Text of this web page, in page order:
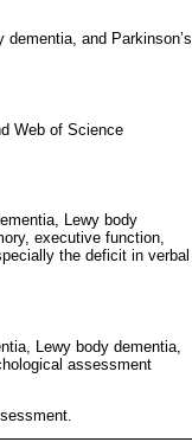
and Parkinson’s
Web of Science
Lewy body
executive function,
the deficit in verbal
Lewy body dementia,
assessment